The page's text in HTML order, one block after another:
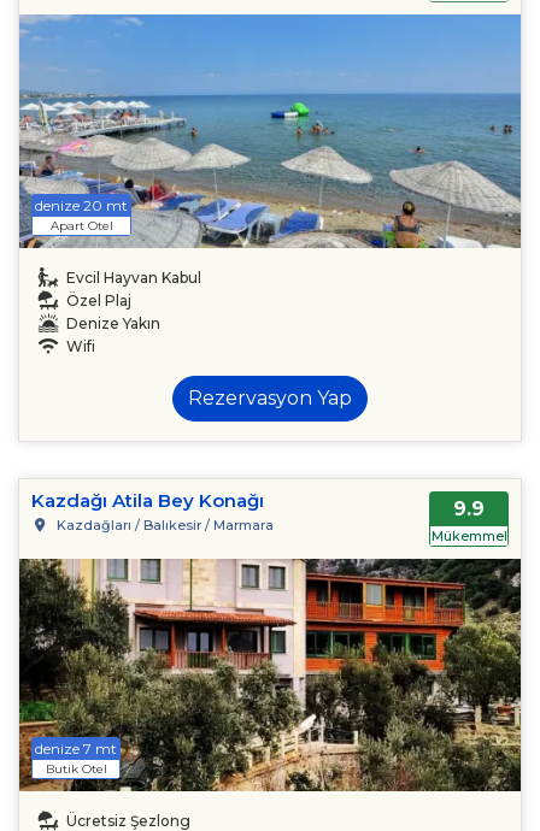
denize 20 mt
Apart Otel
Evcil Hayvan Kabul
Özel Plaj
Denize Yakın
Wifi
Rezervasyon Yap
Kazdağı Atila Bey Konağı
Kazdağları / Balıkesir / Marmara
9.9
Mükemmel
denize 7 mt
Butik Otel
Ücretsiz Şezlong